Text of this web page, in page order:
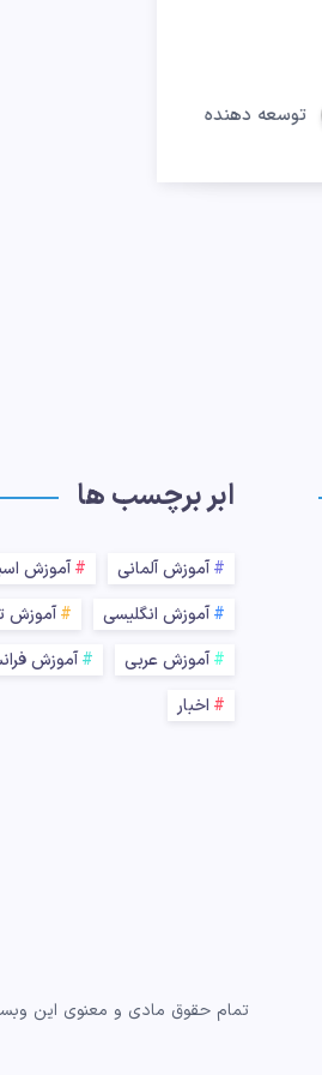
توسعه دهنده
ابر برچسب ها
آموزش آلمانی
آموزش
آموزش انگلیسی
آموزش
آموزش عربی
آموزش
اخبار
تمام حقوق مادی و معنوی این